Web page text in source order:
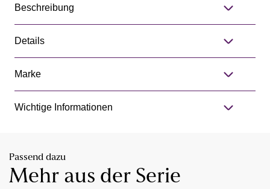
Beschreibung
Details
Marke
Wichtige Informationen
Passend dazu
Mehr aus der Serie